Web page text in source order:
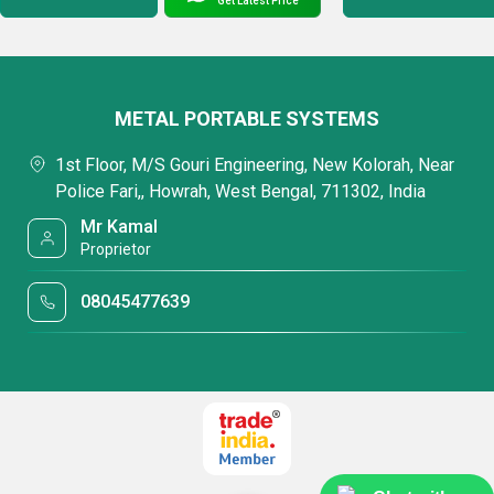
हमारी सफलता में प्रमुख भूमिका निभाई
है:
समय पर डिलीवरी
विशाल औद्योगिक अनुभव
अनुकूलन का विकल्प
METAL PORTABLE SYSTEMS
1st Floor, M/S Gouri Engineering, New Kolorah, Near
Police Fari,, Howrah, West Bengal, 711302, India
Mr Kamal
Proprietor
08045477639